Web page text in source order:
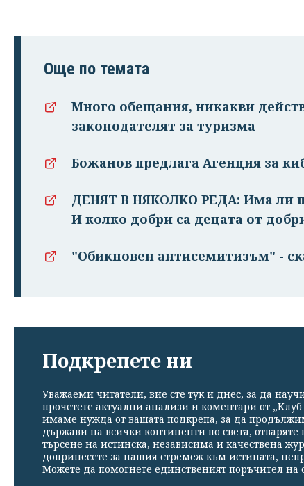
Още по темата
Много обещания, никакви
законодателят за туризма
Божанов предлага Агенция за
ДЕНЯТ В НЯКОЛКО РЕДА: Има ли
И колко добри са децата от
"Обикновен антисемитизъм" -
Подкрепете ни
Уважаеми читатели, вие сте тук и днес, за да
прочетете актуални анализи и коментари от
имаме нужда от вашата подкрепа, за да
държави на всички континенти по света,
търсене на истинска, независима и качествена
допринесете за нашия стремеж към истината,
Можете да помогнете единственият поръчител на